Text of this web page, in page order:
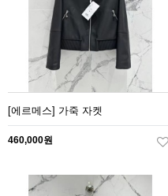
[에르메스] 가죽 자켓
460,000원